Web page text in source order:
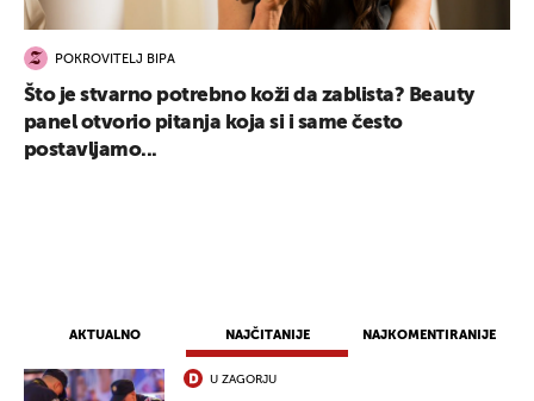
AKTUALNO NAJČITANIJE NAJKOMENTIRANIJE
U ZAGORJU
POKROVITELJ BIPA
Što je stvarno potrebno koži da zablista? Beauty
panel otvorio pitanja koja si i same često
postavljamo...